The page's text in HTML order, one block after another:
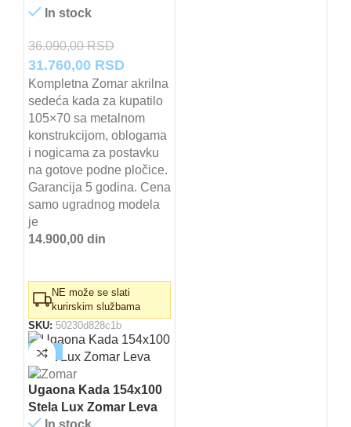
In stock
36.090,00RSD
Originalna
cena
je
bila:
36.090,00 RSD.
31.760,00 RSDTrenutna
cena
je:
31.760,00 RSD.
Kompletna Zomar akrilna
sedeća kada za kupatilo
105×70 sa metalnom
konstrukcijom, oblogama
i nogicama za postavku
na gotove podne pločice.
Garancija 5 godina. Cena
samo ugradnog modela
je
14.900,00 din
NE može se slati
kurirskim službama
SKU: 50230d828c1b
-12%
Ugaona Kada 154x100
Stela Lux Zomar Leva
In stock